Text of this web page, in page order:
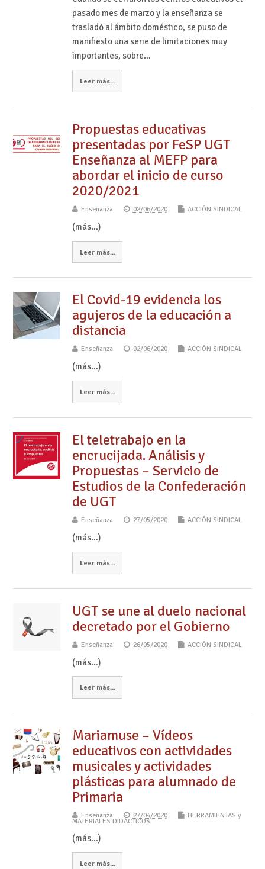
pasado mes de marzo y la enseñanza se
trasladó al ámbito doméstico, se puso de
manifiesto una serie de limitaciones muy
importantes, sobre…
Leer más...
Propuestas educativas
presentadas por FeSP UGT
Enseñanza al MEFP para
abordar el inicio de curso
2020/2021
Enseñanza 02/06/2020 ACCIÓN SINDICAL
(más…)
Leer más...
El Covid-19 evidencia los
agujeros de la educación a
distancia
Enseñanza 02/06/2020 ACCIÓN SINDICAL
(más…)
Leer más...
El teletrabajo en la
encrucijada. Análisis y
Propuestas – Servicio de
Estudios de la Confederación
de UGT
Enseñanza 27/05/2020 ACCIÓN SINDICAL
(más…)
Leer más...
UGT se une al duelo nacional
decretado por el Gobierno
Enseñanza 26/05/2020 ACCIÓN SINDICAL
(más…)
Leer más...
Mariamuse – Vídeos
educativos con actividades
musicales y actividades
plásticas para alumnado de
Primaria
Enseñanza 27/04/2020 HERRAMIENTAS y
MATERIALES DIDÁCTICOS
(más…)
Leer más...